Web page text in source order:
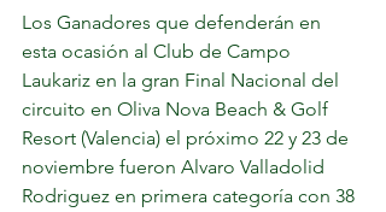
Los Ganadores que defenderán en
esta ocasión al Club de Campo
Laukariz en la gran Final Nacional del
circuito en Oliva Nova Beach & Golf
Resort (Valencia) el próximo 22 y 23 de
noviembre fueron Alvaro Valladolid
Rodriguez en primera categoría con 38